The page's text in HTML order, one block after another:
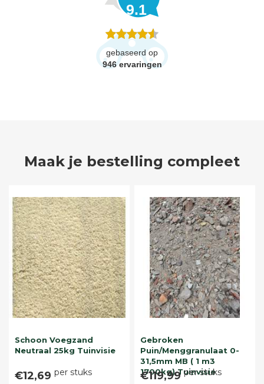
9.1
gebaseerd op
946 ervaringen
Maak je bestelling compleet
Schoon Voegzand
Neutraal 25kg Tuinvisie
€12,69 per stuks
Gebroken
Puin/Menggranulaat 0-
31,5mm MB ( 1 m3
1700kg) Tuinvisie
€119,99 per stuks